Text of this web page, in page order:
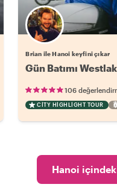
Brian ile Hanoi keyfini çıkar
Gün Batımı
106
CITY HIGHLIGHT TOUR
Hanoi